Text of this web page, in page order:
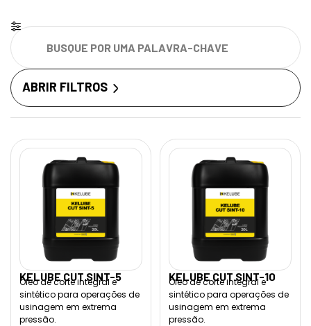
ABRIR FILTROS
KELUBE CUT SINT-5
Óleo de corte integral e
sintético para operações de
usinagem em extrema
pressão.
KELUBE CUT SINT-10
Óleo de corte integral e
sintético para operações de
usinagem em extrema
pressão.